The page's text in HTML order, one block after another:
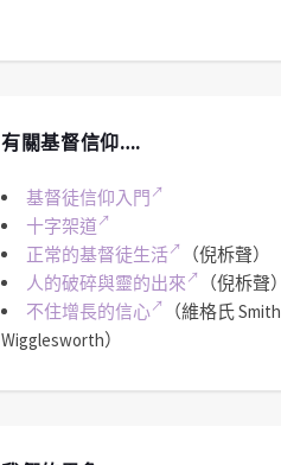
有關基督信仰….
基督徒信仰入門
十字架道
正常的基督徒生活
（倪柝聲）
人的破碎與靈的出來
（倪柝聲）
不住增長的信心
（維格氏 Smith
Wigglesworth）